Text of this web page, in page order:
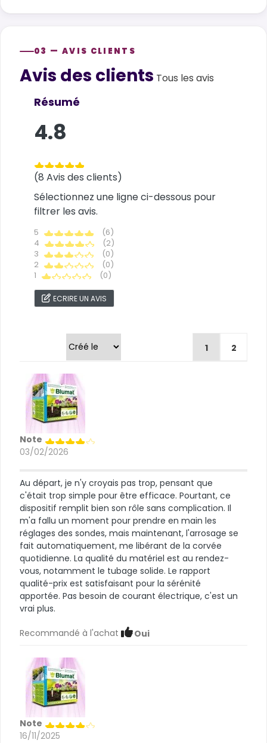
03 — AVIS CLIENTS
Customer reviews
Avis des clients Tous les avis
Résumé
4.8
(8 Avis des clients)
Sélectionnez une ligne ci-dessous pour
filtrer les avis.
5
(6)
4
(2)
3
(0)
2
(0)
1
(0)
ECRIRE UN AVIS
1 2
Note
03/02/2026
Au départ, je n'y croyais pas trop, pensant que
c'était trop simple pour être efficace. Pourtant, ce
dispositif remplit bien son rôle sans complication. Il
m'a fallu un moment pour prendre en main les
réglages des sondes, mais maintenant, l'arrosage se
fait automatiquement, me libérant de la corvée
quotidienne. La qualité du matériel est au rendez-
vous, notamment le tubage solide. Le rapport
qualité-prix est satisfaisant pour la sérénité
apportée. Pas besoin de courant électrique, c'est un
vrai plus.
Recommandé à l'achat Oui
Note
16/11/2025